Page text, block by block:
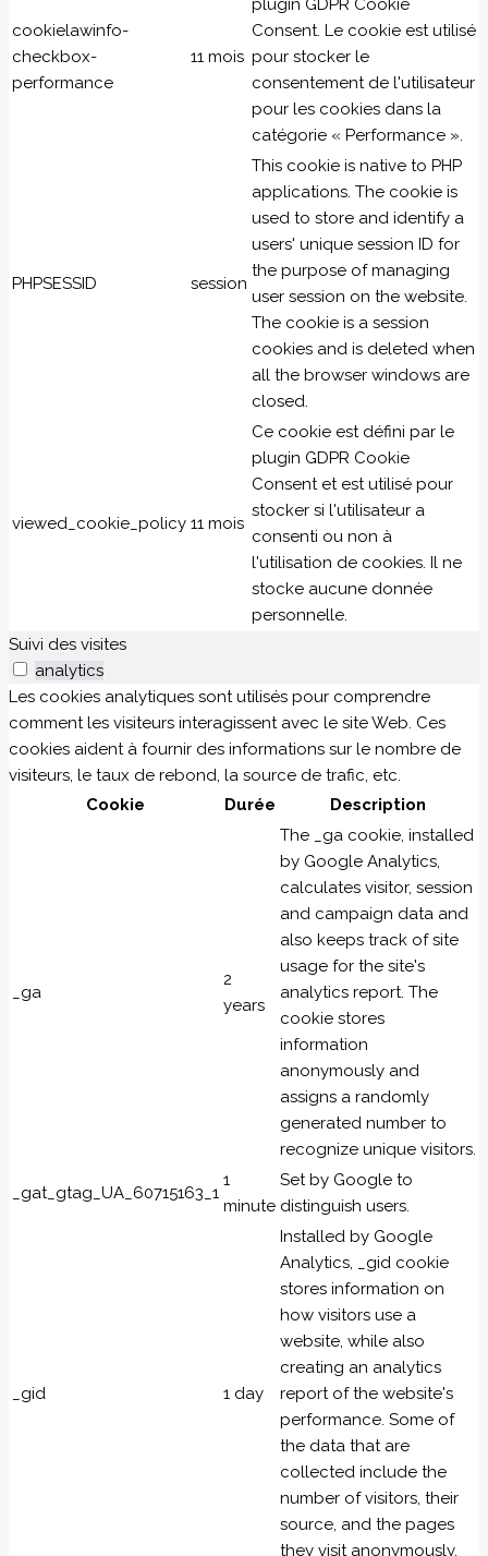
cookielawinfo-
checkbox-
performance
11 mois
plugin GDPR Cookie
Consent. Le cookie est utilisé
pour stocker le
consentement de l'utilisateur
pour les cookies dans la
catégorie « Performance ».
PHPSESSID session
This cookie is native to PHP
applications. The cookie is
used to store and identify a
users' unique session ID for
the purpose of managing
user session on the website.
The cookie is a session
cookies and is deleted when
all the browser windows are
closed.
viewed_cookie_policy 11 mois
Ce cookie est défini par le
plugin GDPR Cookie
Consent et est utilisé pour
stocker si l'utilisateur a
consenti ou non à
l'utilisation de cookies. Il ne
stocke aucune donnée
personnelle.
Suivi des visites
analytics
Les cookies analytiques sont utilisés pour comprendre
comment les visiteurs interagissent avec le site Web. Ces
cookies aident à fournir des informations sur le nombre de
visiteurs, le taux de rebond, la source de trafic, etc.
Cookie
Durée Description
_ga
2
years
The _ga cookie, installed
by Google Analytics,
calculates visitor, session
and campaign data and
also keeps track of site
usage for the site's
analytics report. The
cookie stores
information
anonymously and
assigns a randomly
generated number to
recognize unique visitors.
_gat_gtag_UA_60715163_1
1
minute
Set by Google to
distinguish users.
_gid 1 day
Installed by Google
Analytics, _gid cookie
stores information on
how visitors use a
website, while also
creating an analytics
report of the website's
performance. Some of
the data that are
collected include the
number of visitors, their
source, and the pages
they visit anonymously.